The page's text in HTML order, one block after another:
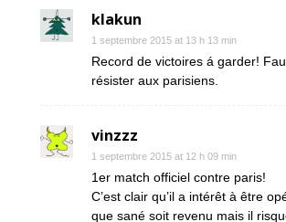
klakun
1 septembre 2015 at 13 h 13 min
Record de victoires á garder!
résister aux parisiens.
vinzzz
1 septembre 2015 at 12 h 09 min
1er match officiel contre paris!
C’est clair qu’il a intérêt à être
que sané soit revenu mais il